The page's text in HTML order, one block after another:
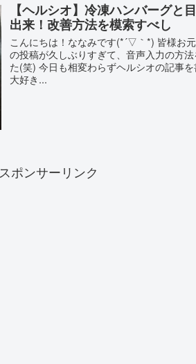
【ヘルシオ】冷凍ハンバーグと
出来！改善方法を模索すべし
こんにちは！ななみです(*´▽｀*) 皆様お
の投稿が久しぶりすぎて、音声入力の方
た(笑) 今日も相変わらずヘルシオの記事
大好き...
スポンサーリンク